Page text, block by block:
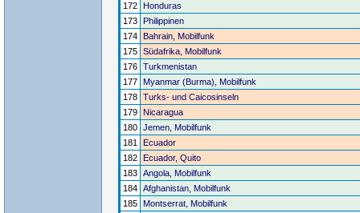
172
Honduras
173
Philippinen
174 Bahrain, Mobilfunk
175 Südafrika, Mobilfunk
176 Turkmenistan
177
Myanmar (Burma), Mobilfunk
178 Turks- und Caicosinseln
179 Nicaragua
180 Jemen, Mobilfunk
181
Ecuador
182 Ecuador, Quito
183 Angola, Mobilfunk
184 Afghanistan, Mobilfunk
185
Montserrat, Mobilfunk